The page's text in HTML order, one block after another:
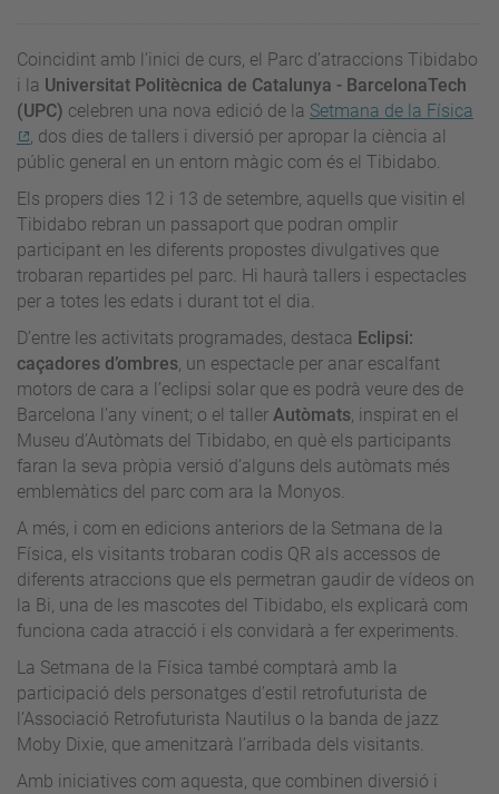
Coincidint amb l’inici de curs, el Parc d’atraccions Tibidabo
i la Universitat Politècnica de Catalunya - BarcelonaTech
(UPC) celebren una nova edició de la Setmana de la Física
, dos dies de tallers i diversió per apropar la ciència al
públic general en un entorn màgic com és el Tibidabo.
Els propers dies 12 i 13 de setembre, aquells que visitin el
Tibidabo rebran un passaport que podran omplir
participant en les diferents propostes divulgatives que
trobaran repartides pel parc. Hi haurà tallers i espectacles
per a totes les edats i durant tot el dia.
D’entre les activitats programades, destaca Eclipsi:
caçadores d’ombres, un espectacle per anar escalfant
motors de cara a l’eclipsi solar que es podrà veure des de
Barcelona l’any vinent; o el taller Autòmats, inspirat en el
Museu d’Autòmats del Tibidabo, en què els participants
faran la seva pròpia versió d’alguns dels autòmats més
emblemàtics del parc com ara la Monyos.
A més, i com en edicions anteriors de la Setmana de la
Física, els visitants trobaran codis QR als accessos de
diferents atraccions que els permetran gaudir de vídeos on
la Bi, una de les mascotes del Tibidabo, els explicarà com
funciona cada atracció i els convidarà a fer experiments.
La Setmana de la Física també comptarà amb la
participació dels personatges d’estil retrofuturista de
l’Associació Retrofuturista Nautilus o la banda de jazz
Moby Dixie, que amenitzarà l’arribada dels visitants.
Amb iniciatives com aquesta, que combinen diversió i